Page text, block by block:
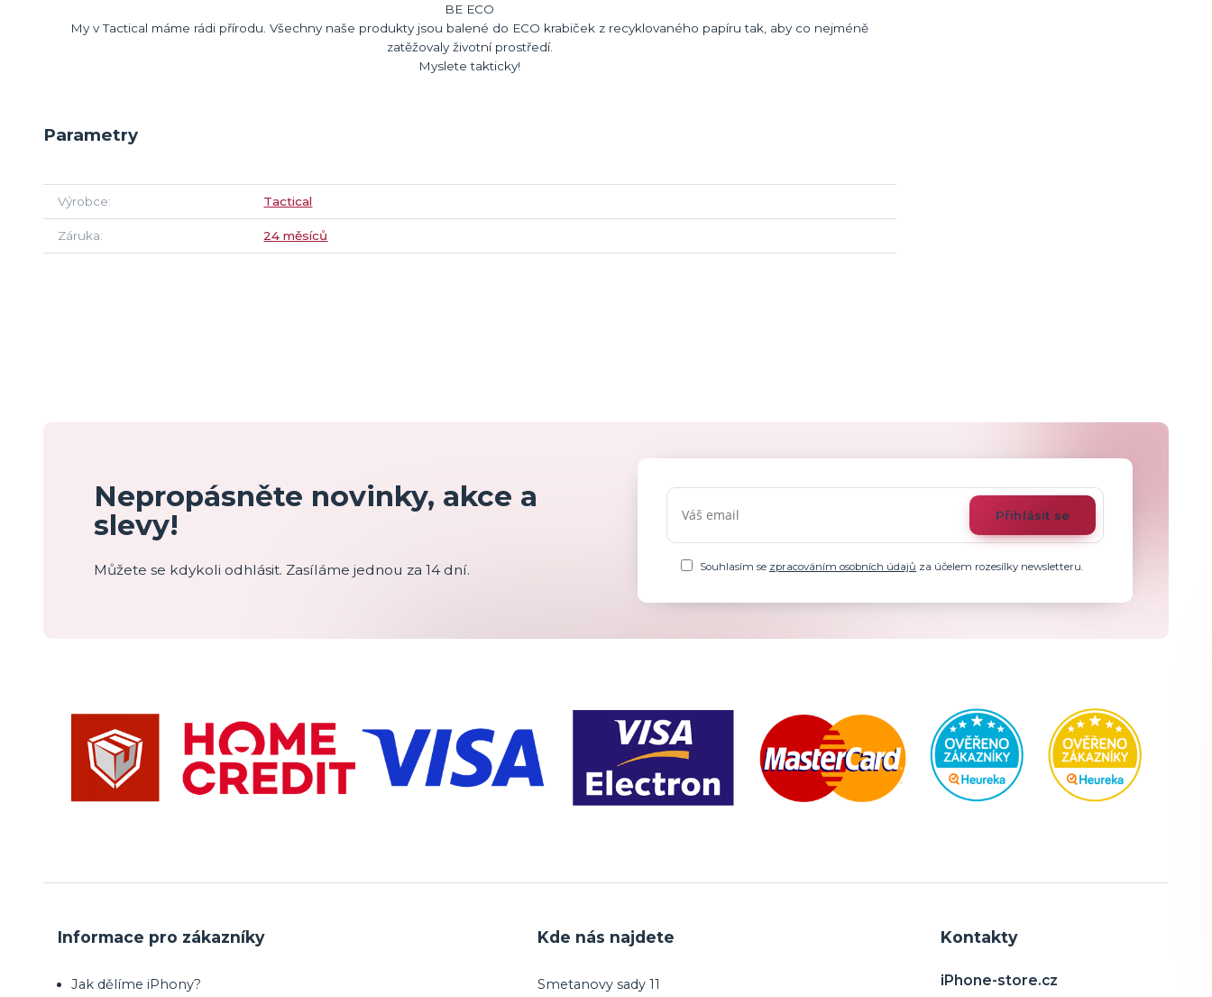
BE ECO
My v Tactical máme rádi přírodu. Všechny naše produkty jsou balené do ECO krabiček z recyklovaného papíru tak, aby co nejméně
zatěžovaly životní prostředí.
Myslete takticky!
Parametry
Výrobce Tactical
Záruka 24 měsíců
Nepropásněte novinky, akce a
slevy!
Můžete se kdykoli odhlásit. Zasíláme jednou za 14 dní.
Přihlásit se
Souhlasím se zpracováním osobních údajů za účelem rozesílky newsletteru.
Informace pro zákazníky
Jak dělíme iPhony?
Kde nás najdete
Smetanovy sady 11
Kontakty
iPhone-store.cz